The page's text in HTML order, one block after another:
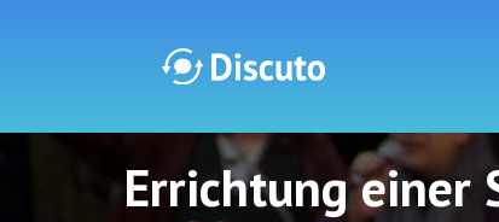
Discuto
Errichtung einer